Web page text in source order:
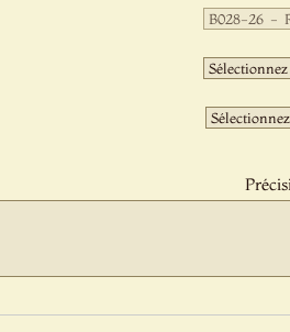
Première
sélection
:Deuxième
sélection
:Troisième
sélection